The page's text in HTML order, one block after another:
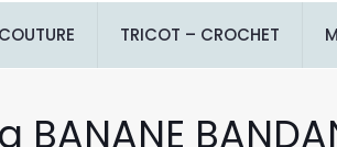
COUTURE TRICOT – CROCHET
BANANE